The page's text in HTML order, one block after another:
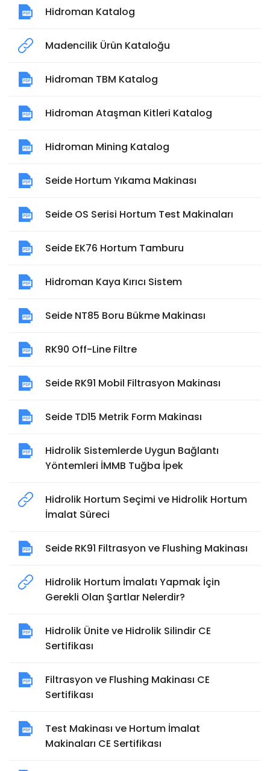
Hidroman Katalog
Madencilik Ürün Kataloğu
Hidroman TBM Katalog
Hidroman Ataşman Kitleri Katalog
Hidroman Mining Katalog
Seide Hortum Yıkama Makinası
Seide OS Serisi Hortum Test Makinaları
Seide EK76 Hortum Tamburu
Hidroman Kaya Kırıcı Sistem
Seide NT85 Boru Bükme Makinası
RK90 Off-Line Filtre
Seide RK91 Mobil Filtrasyon Makinası
Seide TD15 Metrik Form Makinası
Hidrolik Sistemlerde Uygun Bağlantı
Yöntemleri İMMB Tuğba İpek
Hidrolik Hortum Seçimi ve Hidrolik Hortum
İmalat Süreci
Seide RK91 Filtrasyon ve Flushing Makinası
Hidrolik Hortum İmalatı Yapmak İçin
Gerekli Olan Şartlar Nelerdir?
Hidrolik Ünite ve Hidrolik Silindir CE
Sertifikası
Filtrasyon ve Flushing Makinası CE
Sertifikası
Test Makinası ve Hortum İmalat
Makinaları CE Sertifikası